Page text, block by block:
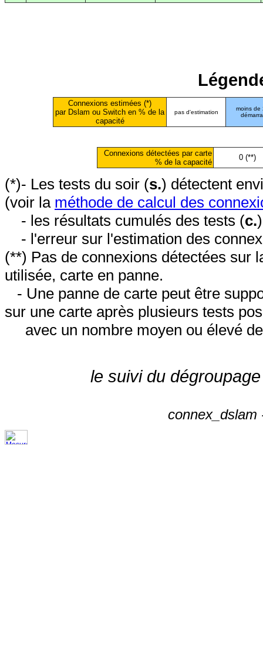
Connexions estimées (*)
par Dslam ou Switch en % de la
capacité
pas d'estimation
moins de
Connexions détectées par carte
% de la capacité
0 (**)
(*)- Les tests du soir (s.) détectent
(voir la méthode de calcul des
- les résultats cumulés des tests (c.
- l'erreur sur l'estimation des
(**) Pas de connexions détectées sur
utilisée, carte en panne.
- Une panne de carte peut être
sur une carte après plusieurs tests
avec un nombre moyen ou élevé
le suivi du
connex_dslam